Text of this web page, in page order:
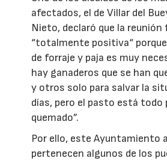
afectados, el de Villar del
Nieto, declaró que la reunión
“totalmente positiva“
de forraje y paja es muy
hay ganaderos que se han
y otros solo para salvar la
días, pero el pasto está todo
quemado”.
Por ello, este Ayuntamiento
pertenecen algunos de los